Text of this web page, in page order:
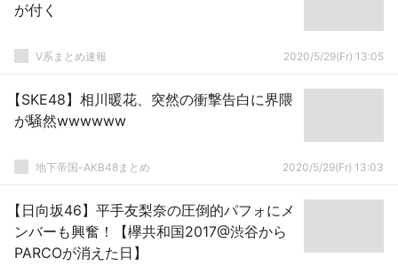
が付く
V系まとめ速報 2020/5/29(Fr) 13:05
【SKE48】相川暖花、突然の衝撃告白に界隈
が騒然wwwwww
地下帝国-AKB48まとめ 2020/5/29(Fr) 13:03
【日向坂46】平手友梨奈の圧倒的パフォにメ
ンバーも興奮！【欅共和国2017@渋谷から
PARCOが消えた日】